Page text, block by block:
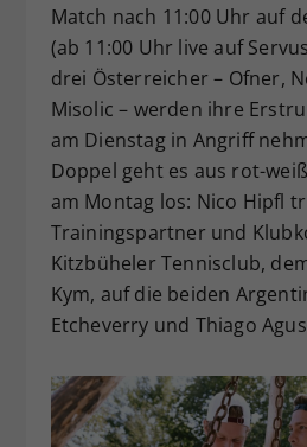
Match nach 11:00 Uhr auf
(ab 11:00 Uhr live auf
drei Österreicher – Ofner,
Misolic – werden ihre
am Dienstag in Angriff
Doppel geht es aus rot-
am Montag los: Nico Hipfl
Trainingspartner und
Kitzbüheler Tennisclub,
Kym, auf die beiden
Etcheverry und Thiago